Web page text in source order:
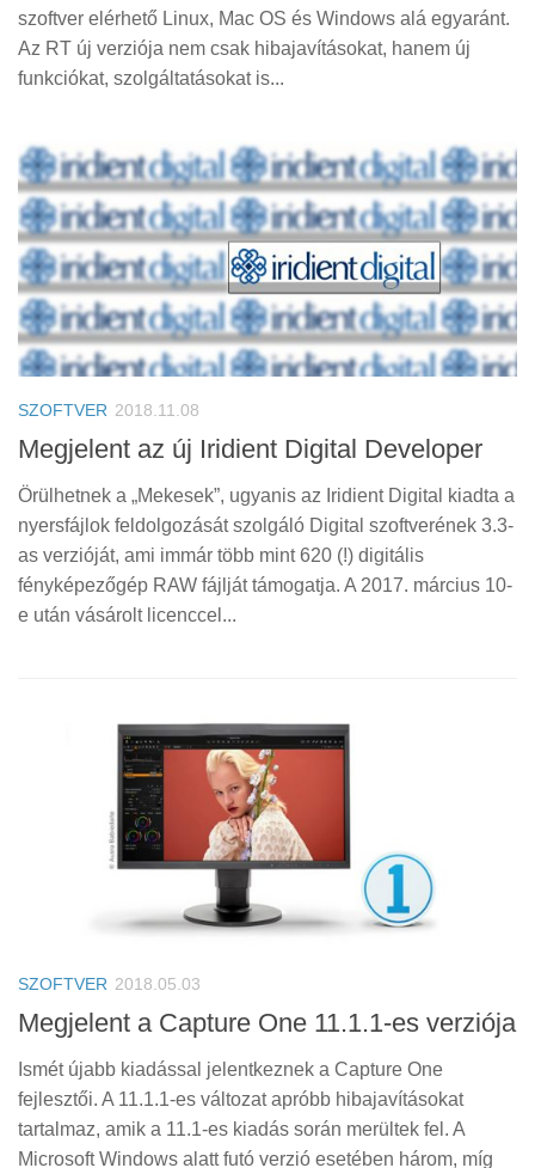
szoftver elérhető Linux, Mac OS és Windows alá egyaránt.
Az RT új verziója nem csak hibajavításokat, hanem új
funkciókat, szolgáltatásokat is...
SZOFTVER 2018.11.08
Megjelent az új Iridient Digital Developer
Örülhetnek a „Mekesek”, ugyanis az Iridient Digital kiadta a
nyersfájlok feldolgozását szolgáló Digital szoftverének 3.3-
as verzióját, ami immár több mint 620 (!) digitális
fényképezőgép RAW fájlját támogatja. A 2017. március 10-
e után vásárolt licenccel...
SZOFTVER 2018.05.03
Megjelent a Capture One 11.1.1-es verziója
Ismét újabb kiadással jelentkeznek a Capture One
fejlesztői. A 11.1.1-es változat apróbb hibajavításokat
tartalmaz, amik a 11.1-es kiadás során merültek fel. A
Microsoft Windows alatt futó verzió esetében három, míg